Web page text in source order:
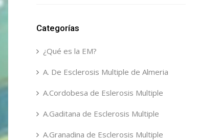
Categorías
¿Qué es la EM?
A. De Esclerosis Multiple de Almeria
A.Cordobesa de Eslerosis Multiple
A.Gaditana de Esclerosis Multiple
A.Granadina de Esclerosis Multiple